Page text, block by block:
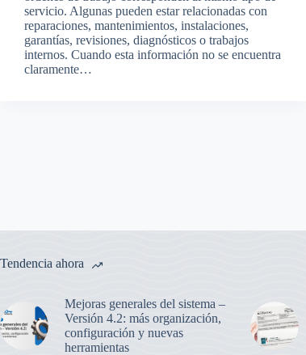
servicio. Algunas pueden estar relacionadas con
reparaciones, mantenimientos, instalaciones,
garantías, revisiones, diagnósticos o trabajos
internos. Cuando esta información no se encuentra
claramente…
Tendencia ahora
Mejoras generales del sistema –
Versión 4.2: más organización,
configuración y nuevas
herramientas